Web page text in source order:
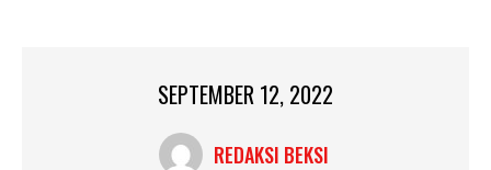
SEPTEMBER 12, 2022
REDAKSI BEKSI